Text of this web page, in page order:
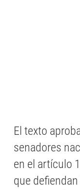
El texto
senadores
en el artículo
que